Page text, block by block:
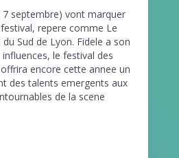
septembre) vont marquer
repere comme Le
Sud de Lyon. Fidele a son
le festival des
offrira encore cette annee un
des talents emergents aux
de la scene